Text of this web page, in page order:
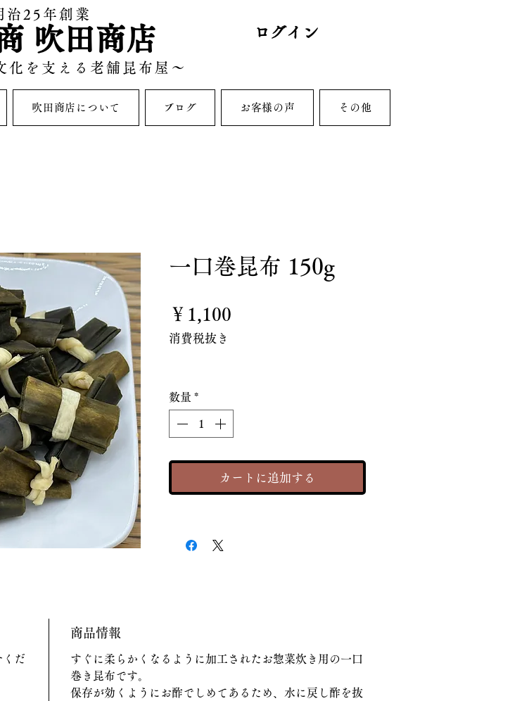
吹田商店
治25年創業
化を支える老舗昆布屋～
ログイン
吹田商店について ブログ お客様の声 その他
一口巻昆布 150g
￥1,100
消費税抜き
数量 *
カートに追加する
くだ
商品情報
すぐに柔らかくなるように加工されたお惣菜炊き用の一口
巻き昆布です。
保存が効くようにお酢でしめてあるため、水に戻し酢を抜